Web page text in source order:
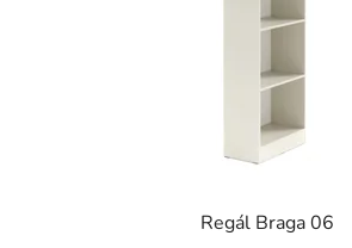
Regál Braga 06